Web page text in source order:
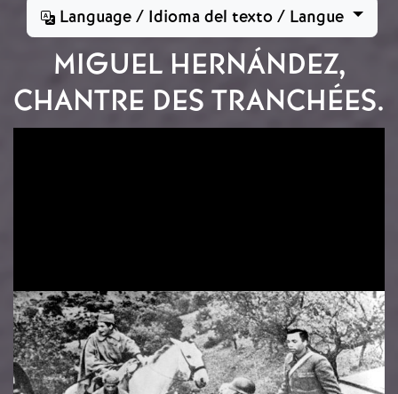
Language / Idioma del texto / Langue
MIGUEL HERNÁNDEZ,
CHANTRE DES TRANCHÉES.